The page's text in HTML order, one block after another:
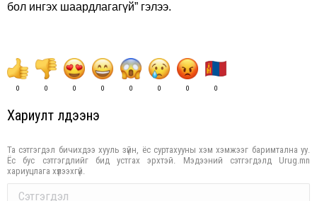
бол ингэх шаардлагагүй” гэлээ.
0 0 0 0 0 0 0 0
Хариулт үлдээнэ үү
Та сэтгэгдэл бичихдээ хууль зүйн, ёс суртахууны хэм хэмжээг баримтална уу.
Ёс бус сэтгэгдлийг бид устгах эрхтэй. Мэдээний сэтгэгдэлд Urug.mn
хариуцлага хүлээхгүй.
Comment